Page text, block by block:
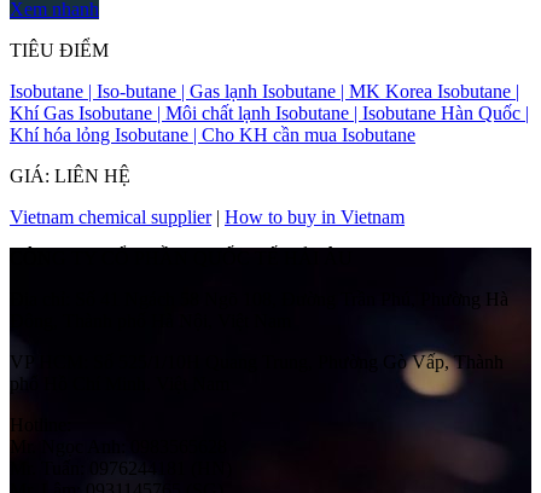
Xem nhanh
TIÊU ĐIỂM
Isobutane | Iso-butane | Gas lạnh Isobutane | MK Korea Isobutane |
Khí Gas Isobutane | Môi chất lạnh Isobutane | Isobutane Hàn Quốc |
Khí hóa lỏng Isobutane | Cho KH cần mua Isobutane
GIÁ: LIÊN HỆ
Vietnam chemical supplier| How to buy in Vietnam
Số 41 Ngách 58 Ngõ 108, Đường Trần Phú, Phường Hà
VP HCM:
Số 525/1/10H Quang Trung, Phường Gò Vấp, Thành
phố Hồ Chí Minh, Việt Nam
Hotline:
Mr. Ngọc Anh: 0983565628
Mr. Tuấn: 0976244181 (HN)